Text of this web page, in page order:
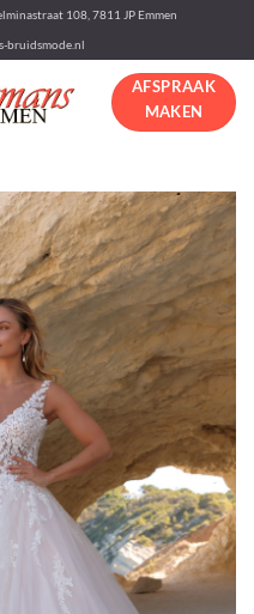
108, 7811 JP Emmen
bruidsmode.nl
AFSPRAAK
MAKEN